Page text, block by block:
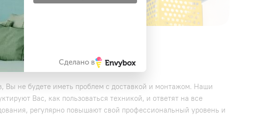
Вы не будете иметь проблем с доставкой и монтажом. Наши
Вас, как пользоваться техникой, и ответят на все
регулярно повышают свой профессиональный уровень и
Сделано в